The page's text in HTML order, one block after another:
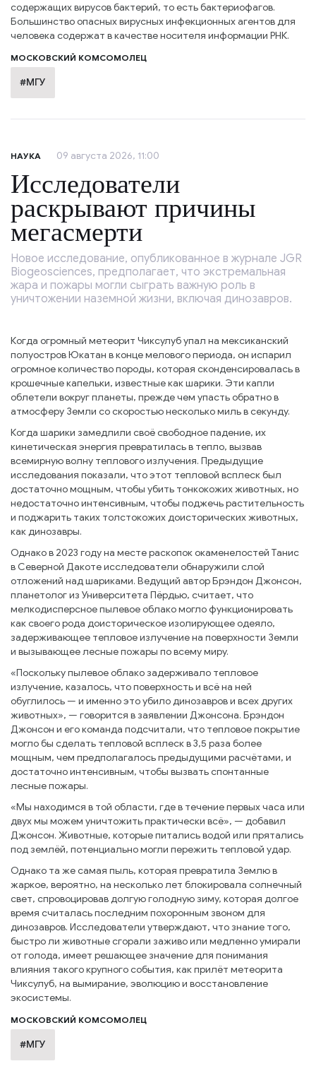
содержащих вирусов бактерий, то есть бактериофагов.
Большинство опасных вирусных инфекционных агентов для
человека содержат в качестве носителя информации РНК.
МОСКОВСКИЙ КОМСОМОЛЕЦ
#МГУ
НАУКА 09 августа 2026, 11:00
Исследователи
раскрывают причины
мегасмерти
Новое исследование, опубликованное в журнале JGR
Biogeosciences, предполагает, что экстремальная
жара и пожары могли сыграть важную роль в
уничтожении наземной жизни, включая динозавров.
Когда огромный метеорит Чиксулуб упал на мексиканский
полуостров Юкатан в конце мелового периода, он испарил
огромное количество породы, которая сконденсировалась в
крошечные капельки, известные как шарики. Эти капли
облетели вокруг планеты, прежде чем упасть обратно в
атмосферу Земли со скоростью несколько миль в секунду.
Когда шарики замедлили своё свободное падение, их
кинетическая энергия превратилась в тепло, вызвав
всемирную волну теплового излучения. Предыдущие
исследования показали, что этот тепловой всплеск был
достаточно мощным, чтобы убить тонкокожих животных, но
недостаточно интенсивным, чтобы поджечь растительность
и поджарить таких толстокожих доисторических животных,
как динозавры.
Однако в 2023 году на месте раскопок окаменелостей Танис
в Северной Дакоте исследователи обнаружили слой
отложений над шариками. Ведущий автор Брэндон Джонсон,
планетолог из Университета Пёрдью, считает, что
мелкодисперсное пылевое облако могло функционировать
как своего рода доисторическое изолирующее одеяло,
задерживающее тепловое излучение на поверхности Земли
и вызывающее лесные пожары по всему миру.
«Поскольку пылевое облако задерживало тепловое
излучение, казалось, что поверхность и всё на ней
обуглилось — и именно это убило динозавров и всех других
животных», — говорится в заявлении Джонсона. Брэндон
Джонсон и его команда подсчитали, что тепловое покрытие
могло бы сделать тепловой всплеск в 3,5 раза более
мощным, чем предполагалось предыдущими расчётами, и
достаточно интенсивным, чтобы вызвать спонтанные
лесные пожары.
«Мы находимся в той области, где в течение первых часа или
двух мы можем уничтожить практически всё», — добавил
Джонсон. Животные, которые питались водой или прятались
под землёй, потенциально могли пережить тепловой удар.
Однако та же самая пыль, которая превратила Землю в
жаркое, вероятно, на несколько лет блокировала солнечный
свет, спровоцировав долгую голодную зиму, которая долгое
время считалась последним похоронным звоном для
динозавров. Исследователи утверждают, что знание того,
быстро ли животные сгорали заживо или медленно умирали
от голода, имеет решающее значение для понимания
влияния такого крупного события, как прилёт метеорита
Чиксулуб, на вымирание, эволюцию и восстановление
экосистемы.
МОСКОВСКИЙ КОМСОМОЛЕЦ
#МГУ